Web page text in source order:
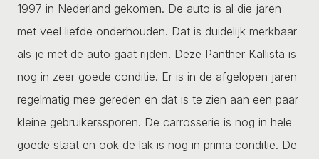
1997 in Nederland gekomen. De auto is al die jaren
met veel liefde onderhouden. Dat is duidelijk merkbaar
als je met de auto gaat rijden. Deze Panther Kallista is
nog in zeer goede conditie. Er is in de afgelopen jaren
regelmatig mee gereden en dat is te zien aan een paar
kleine gebruikerssporen. De carrosserie is nog in hele
goede staat en ook de lak is nog in prima conditie. De